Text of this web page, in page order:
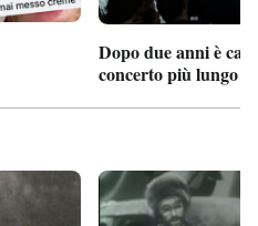
Dopo due anni è
concerto più lungo